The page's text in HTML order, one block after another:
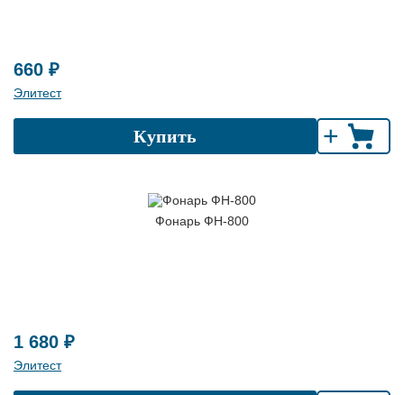
660 ₽
Элитест
Купить +
Фонарь ФН-800
1 680 ₽
Элитест